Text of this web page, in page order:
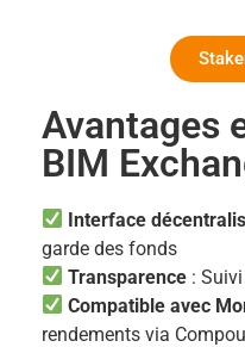
Avantages
BIM
Interface
garde des fonds
Transparence :
Compatible avec
rendements via